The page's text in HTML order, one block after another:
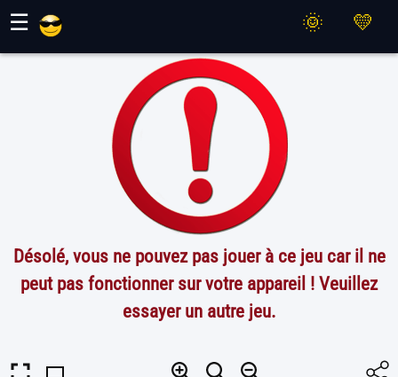
☰
Désolé, vous ne pouvez pas jouer à ce jeu car il ne
peut pas fonctionner sur votre appareil ! Veuillez
essayer un autre jeu.